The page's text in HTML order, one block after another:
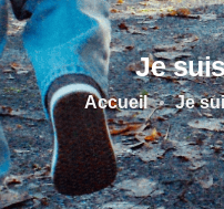
Je
Accueil Je